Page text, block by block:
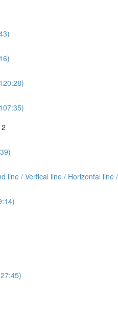
line / Vertical line / Horizontal